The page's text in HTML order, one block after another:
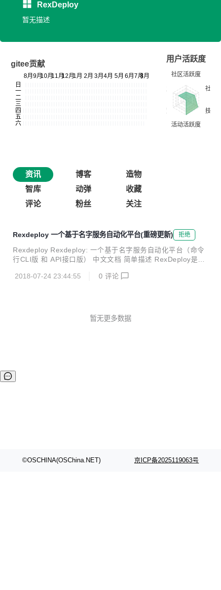
RexDeploy
暂无描述
gitee贡献
用户活跃度
资讯 博客
造物
智库
动弹
收藏
评论
粉丝 关注
Rexdeploy 一个基于名字服务自动化平台(重磅更新) 拒绝
Rexdeploy Rexdeploy: 一个基于名字服务自动化平台（命令
行CLI版 和 API接口版） 中文文档 简单描述 RexDeploy是一
基于名字服务的自动重启(启动与停止)，以及基于名字服务的
应用自动下载 配置自动下载 应用自动同步 应用命令执行 应用
2018-07-24 23:44:55 0 评论
暂无更多数据
©OSCHINA(OSChina.NET) 京ICP备2025119063号